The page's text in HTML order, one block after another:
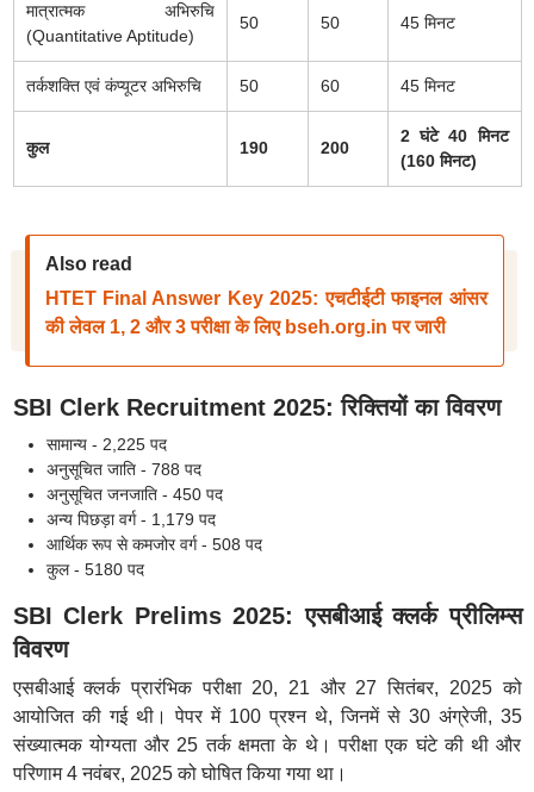
मात्रात्मक अभिरुचि
(Quantitative Aptitude)
50 50 45 मिनट
तर्कशक्ति एवं कंप्यूटर अभिरुचि 50 60 45 मिनट
कुल 190 200
2 घंटे 40 मिनट
(160 मिनट)
Also read
HTET Final Answer Key 2025: एचटीईटी फाइनल आंसर
की लेवल 1, 2 और 3 परीक्षा के लिए bseh.org.in पर जारी
SBI Clerk Recruitment 2025: रिक्तियों का विवरण
सामान्य - 2,225 पद
अनुसूचित जाति - 788 पद
अनुसूचित जनजाति - 450 पद
अन्य पिछड़ा वर्ग - 1,179 पद
आर्थिक रूप से कमजोर वर्ग - 508 पद
कुल - 5180 पद
SBI Clerk Prelims 2025: एसबीआई क्लर्क प्रीलिम्स
विवरण
एसबीआई क्लर्क प्रारंभिक परीक्षा 20, 21 और 27 सितंबर, 2025 को
आयोजित की गई थी। पेपर में 100 प्रश्न थे, जिनमें से 30 अंग्रेजी, 35
संख्यात्मक योग्यता और 25 तर्क क्षमता के थे। परीक्षा एक घंटे की थी और
परिणाम 4 नवंबर, 2025 को घोषित किया गया था।